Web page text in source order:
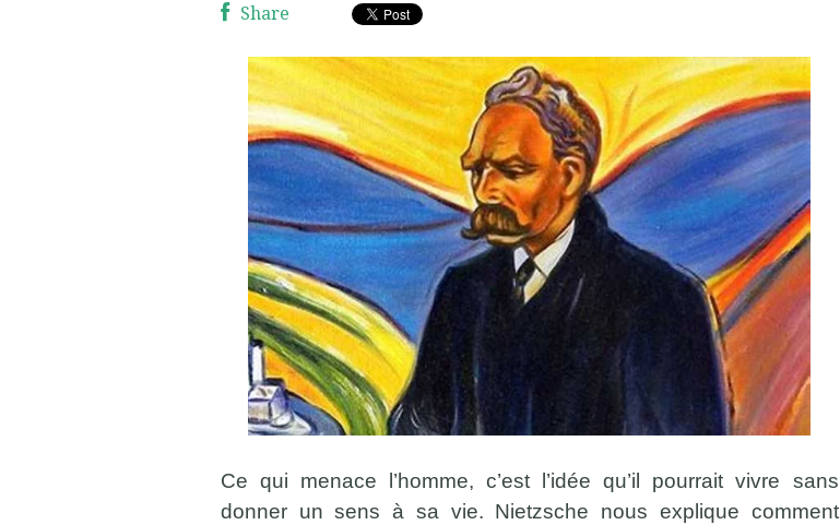
Share
Ce qui menace l’homme, c’est l’idée qu’il pourrait vivre sans
donner un sens à sa vie. Nietzsche nous explique comment